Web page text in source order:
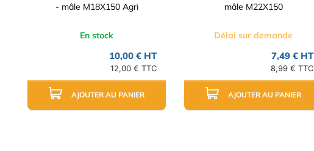
- mâle M18X150 Agri
En stock
10,00 € HT
12,00 € TTC
AJOUTER AU PANIER
mâle M22X150
Délai sur demande
7,49 € HT
8,99 € TTC
AJOUTER AU PANIER